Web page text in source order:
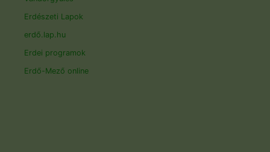
Erdészeti Lapok
erdő.lap.hu
Erdei programok
Erdő-Mező online